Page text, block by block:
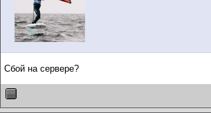
Сбой на сервере?